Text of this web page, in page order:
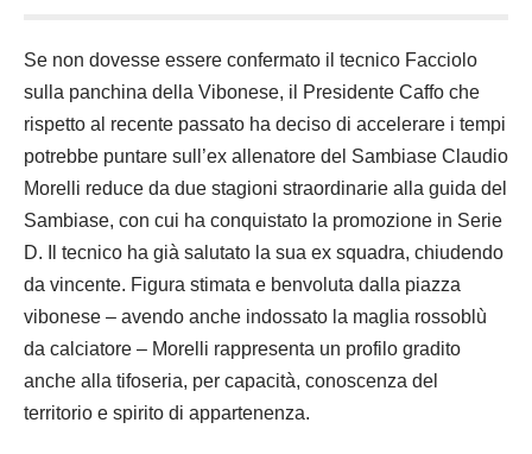
Se non dovesse essere confermato il tecnico Facciolo
sulla panchina della Vibonese, il Presidente Caffo che
rispetto al recente passato ha deciso di accelerare i tempi
potrebbe puntare sull’ex allenatore del Sambiase Claudio
Morelli reduce da due stagioni straordinarie alla guida del
Sambiase, con cui ha conquistato la promozione in Serie
D. Il tecnico ha già salutato la sua ex squadra, chiudendo
da vincente. Figura stimata e benvoluta dalla piazza
vibonese – avendo anche indossato la maglia rossoblù
da calciatore – Morelli rappresenta un profilo gradito
anche alla tifoseria, per capacità, conoscenza del
territorio e spirito di appartenenza.